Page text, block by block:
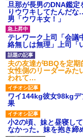
旦那が長男のDNA鑑定
りウワキしてたんだ
男「ウワキ女！」
テレワーク上司「会議
絡無しは無理」上司「
夫の友達がBBQを定期
女性側のリーダーみた
われて…
ワイ144kg彼女98kgデ
果
小2の頃、妹と昼寝し
なかった。妹を抱き締